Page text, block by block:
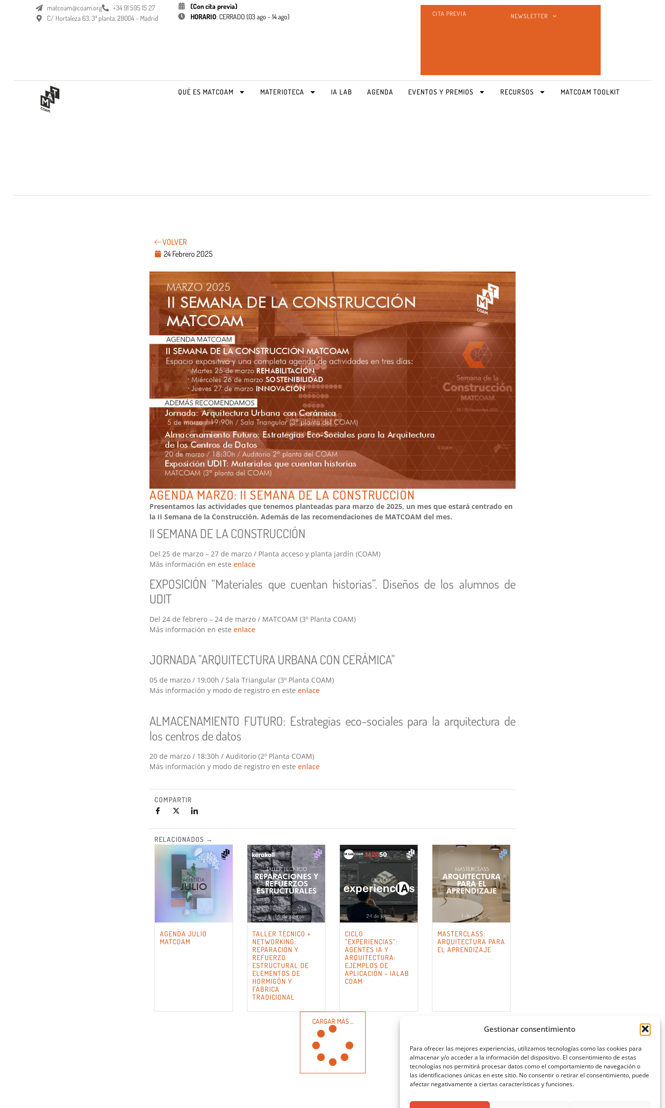
Gestionar consentimiento
Para ofrecer las mejores experiencias, utilizamos tecnologías como las cookies para
almacenar y/o acceder a la información del dispositivo. El consentimiento de estas
tecnologías nos permitirá procesar datos como el comportamiento de navegación o
las identificaciones únicas en este sitio. No consentir o retirar el consentimiento, puede
afectar negativamente a ciertas características y funciones.
matcoam@coam.org
+34 91 595 15 27
C/ Hortaleza 63, 3ª planta. 28004 - Madrid
(Con cita previa)
HORARIO: CERRADO (03 ago - 14 ago) CITA PREVIA NEWSLETTER
QUÉ ES MATCOAM MATERIOTECA IA LAB AGENDA EVENTOS Y PREMIOS RECURSOS MATCOAM TOOLKIT
VOLVER
24 Febrero 2025
AGENDA MARZO: II SEMANA DE LA CONSTRUCCIÓN
Presentamos las actividades que tenemos planteadas para marzo de 2025, un mes que estará centrado en
la II Semana de la Construcción. Además de las recomendaciones de MATCOAM del mes.
II SEMANA DE LA CONSTRUCCIÓN
Del 25 de marzo – 27 de marzo / Planta acceso y planta jardín (COAM)
Más información en este enlace
EXPOSICIÓN “Materiales que cuentan historias”. Diseños de los alumnos de
UDIT
Del 24 de febrero – 24 de marzo / MATCOAM (3º Planta COAM)
Más información en este enlace
JORNADA "ARQUITECTURA URBANA CON CERÁMICA"
05 de marzo / 19:00h / Sala Triangular (3º Planta COAM)
Más información y modo de registro en este enlace
ALMACENAMIENTO FUTURO: Estrategias eco-sociales para la arquitectura de
los centros de datos
20 de marzo / 18:30h / Auditorio (2º Planta COAM)
Más información y modo de registro en este enlace
COMPARTIR
RELACIONADOS →
AGENDA JULIO
MATCOAM
TALLER TÉCNICO +
NETWORKING:
REPARACIÓN Y
REFUERZO
ESTRUCTURAL DE
ELEMENTOS DE
HORMIGÓN Y
FÁBRICA
TRADICIONAL
CICLO
“EXPERIENCIAS”:
AGENTES IA Y
ARQUITECTURA:
EJEMPLOS DE
APLICACIÓN – IALAB
COAM
MASTERCLASS:
ARQUITECTURA PARA
EL APRENDIZAJE
CARGAR MÁS ...